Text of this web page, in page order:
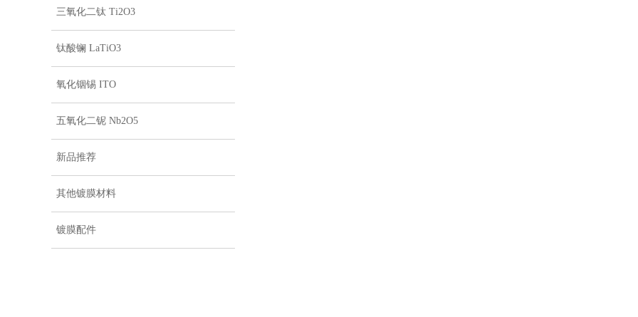
三氧化二钛 Ti2O3
钛酸镧 LaTiO3
氧化铟锡 ITO
五氧化二铌 Nb2O5
新品推荐
其他镀膜材料
镀膜配件